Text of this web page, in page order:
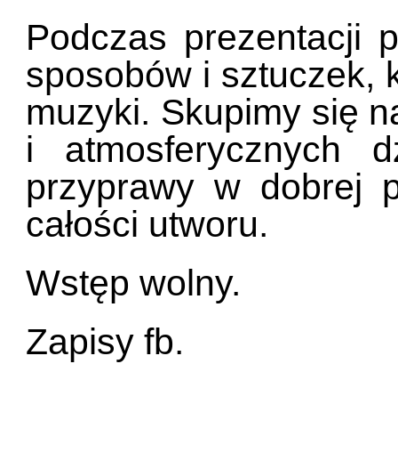
Podczas prezentacji
sposobów i sztuczek,
muzyki. Skupimy się
i atmosferycznych
przyprawy w dobrej
całości utworu.
Wstęp wolny.
Zapisy fb.